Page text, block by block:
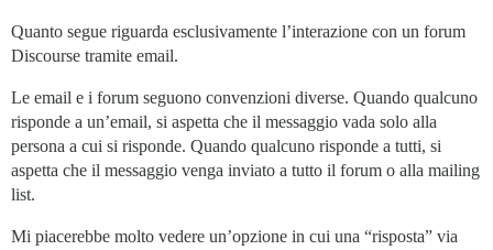
Quanto segue riguarda esclusivamente l’interazione con un forum
Discourse tramite email.
Le email e i forum seguono convenzioni diverse. Quando qualcuno
risponde a un’email, si aspetta che il messaggio vada solo alla
persona a cui si risponde. Quando qualcuno risponde a tutti, si
aspetta che il messaggio venga inviato a tutto il forum o alla mailing
list.
Mi piacerebbe molto vedere un’opzione in cui una “risposta” via